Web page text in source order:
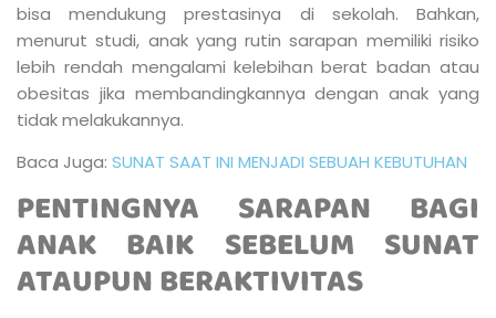
bisa mendukung prestasinya di sekolah. Bahkan,
menurut studi, anak yang rutin sarapan memiliki risiko
lebih rendah mengalami kelebihan berat badan atau
obesitas jika membandingkannya dengan anak yang
tidak melakukannya.
Baca Juga: SUNAT SAAT INI MENJADI SEBUAH KEBUTUHAN
PENTINGNYA SARAPAN BAGI
ANAK BAIK SEBELUM SUNAT
ATAUPUN BERAKTIVITAS